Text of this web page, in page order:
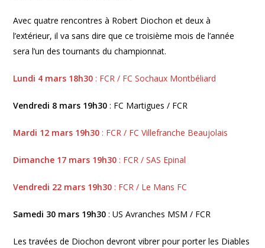
Avec quatre rencontres à Robert Diochon et deux à
l’extérieur, il va sans dire que ce troisième mois de l’année
sera l’un des tournants du championnat.
Lundi 4 mars 18h30 : FCR / FC Sochaux Montbéliard
Vendredi 8 mars 19h30: FC Martigues / FCR
Mardi 12 mars 19h30 : FCR / FC Villefranche Beaujolais
Dimanche 17 mars 19h30 : FCR / SAS Epinal
Vendredi 22 mars 19h30 : FCR / Le Mans FC
Samedi 30 mars 19h30: US Avranches MSM / FCR
Les travées de Diochon devront vibrer pour porter les Diables